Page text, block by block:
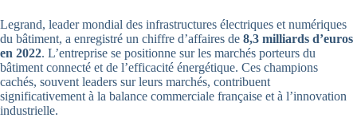
Legrand, leader mondial des infrastructures électriques et numériques
du bâtiment, a enregistré un chiffre d’affaires de 8,3 milliards d’euros
en 2022. L’entreprise se positionne sur les marchés porteurs du
bâtiment connecté et de l’efficacité énergétique. Ces champions
cachés, souvent leaders sur leurs marchés, contribuent
significativement à la balance commerciale française et à l’innovation
industrielle.